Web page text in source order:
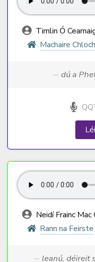
Timlin Ó
Machaire
··· dú a
Neidí Frainc Mac
Rann na Feirste
··· leanú, déireit